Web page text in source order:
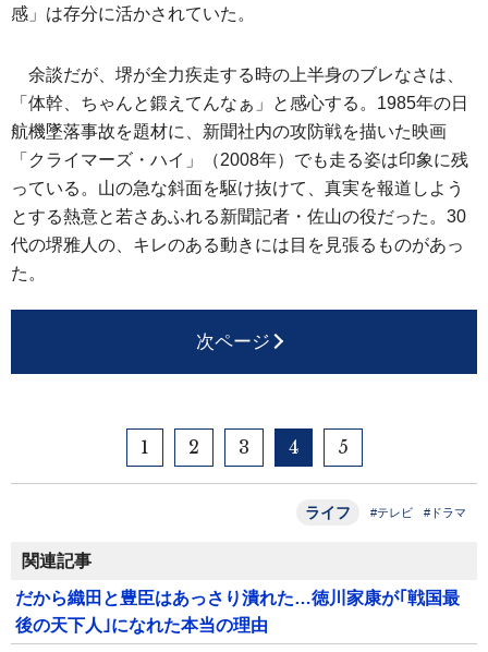
感」は存分に活かされていた。
余談だが、堺が全力疾走する時の上半身のブレなさは、
「体幹、ちゃんと鍛えてんなぁ」と感心する。1985年の日
航機墜落事故を題材に、新聞社内の攻防戦を描いた映画
「クライマーズ・ハイ」（2008年）でも走る姿は印象に残
っている。山の急な斜面を駆け抜けて、真実を報道しよう
とする熱意と若さあふれる新聞記者・佐山の役だった。30
代の堺雅人の、キレのある動きには目を見張るものがあっ
た。
次ページ
1 2 3 4 5
ライフ #テレビ #ドラマ
関連記事
だから織田と豊臣はあっさり潰れた…徳川家康が｢戦国最
後の天下人｣になれた本当の理由